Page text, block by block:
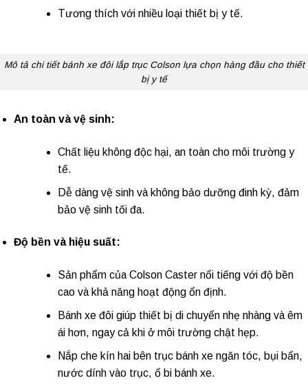
Tương thích với nhiều loại thiết bị y tế.
Mô tả chi tiết bánh xe đôi lắp trục Colson lựa chọn hàng đầu cho thiết
bị y tế
An toàn và vệ sinh:
Chất liệu không độc hại, an toàn cho môi trường y
tế.
Dễ dàng vệ sinh và không bảo dưỡng đinh kỳ, đảm
bảo vệ sinh tối đa.
Độ bền và hiệu suất:
Sản phẩm của Colson Caster nổi tiếng với độ bền
cao và khả năng hoạt động ổn định.
Bánh xe đôi giúp thiết bị di chuyển nhẹ nhàng và êm
ái hơn, ngay cả khi ở môi trường chật hẹp.
Nắp che kín hai bên trục bánh xe ngăn tóc, bụi bẩn,
nước dính vào trục, ổ bi bánh xe.